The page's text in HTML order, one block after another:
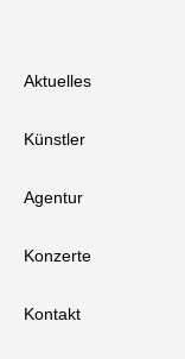
Aktuelles
Künstler
Agentur
Konzerte
Kontakt